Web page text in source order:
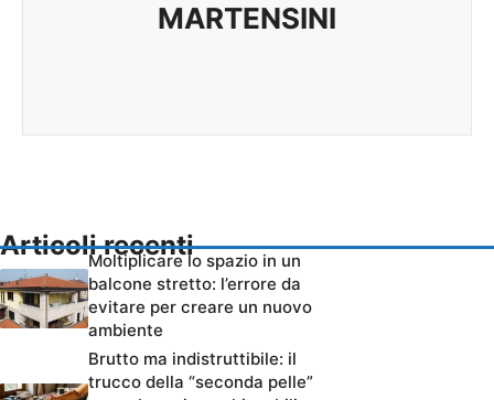
MARTENSINI
Articoli recenti
Moltiplicare lo spazio in un
balcone stretto: l’errore da
evitare per creare un nuovo
ambiente
Brutto ma indistruttibile: il
trucco della “seconda pelle”